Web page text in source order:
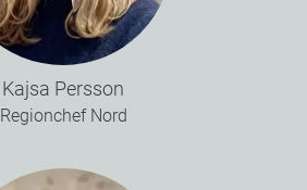
Kajsa Persson
Regionchef Nord